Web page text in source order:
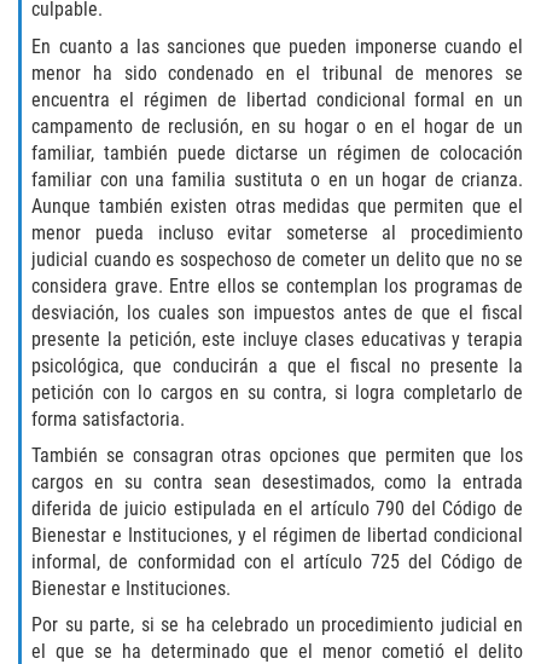
GAMBLING FRAUD
HEALTH CARE FRAUD
IDENTITY THEFT
SECURITIES FRAUD
JUVENILE
JUVENILE
Post Conviction Matters
Petition to Vacate Murder Conviction
PRE-FILE INVESTIGATION
SEX CRIMES
CHILD MOLESTATION
culpable.
En cuanto a las sanciones que pueden imponerse cuando el
menor ha sido condenado en el tribunal de menores se
encuentra el régimen de libertad condicional formal en un
campamento de reclusión, en su hogar o en el hogar de un
familiar, también puede dictarse un régimen de colocación
familiar con una familia sustituta o en un hogar de crianza.
Aunque también existen otras medidas que permiten que el
menor pueda incluso evitar someterse al procedimiento
judicial cuando es sospechoso de cometer un delito que no se
considera grave. Entre ellos se contemplan los programas de
desviación, los cuales son impuestos antes de que el fiscal
presente la petición, este incluye clases educativas y terapia
psicológica, que conducirán a que el fiscal no presente la
petición con lo cargos en su contra, si logra completarlo de
forma satisfactoria.
También se consagran otras opciones que permiten que los
cargos en su contra sean desestimados, como la entrada
diferida de juicio estipulada en el artículo 790 del Código de
Bienestar e Instituciones, y el régimen de libertad condicional
informal, de conformidad con el artículo 725 del Código de
Bienestar e Instituciones.
Por su parte, si se ha celebrado un procedimiento judicial en
el que se ha determinado que el menor cometió el delito